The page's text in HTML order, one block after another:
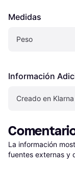
Medidas
Peso
Información
Creado en Klarna
La información
fuentes externas y